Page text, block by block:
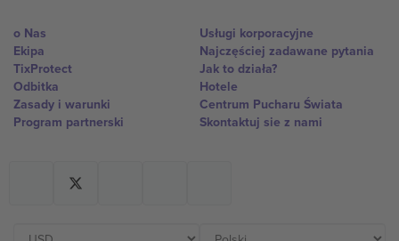
o Nas
Ekipa
TixProtect
Odbitka
Zasady i warunki
Program partnerski
Usługi korporacyjne
Najczęściej zadawane pytania
Jak to działa?
Hotele
Centrum Pucharu Świata
Skontaktuj sie z nami